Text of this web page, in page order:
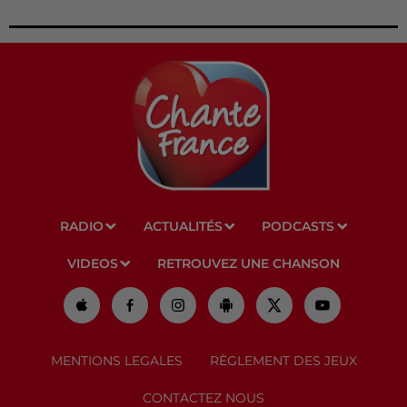
RADIO ACTUALITÉS PODCASTS
VIDEOS RETROUVEZ UNE CHANSON
MENTIONS LEGALES RÈGLEMENT DES JEUX
CONTACTEZ NOUS